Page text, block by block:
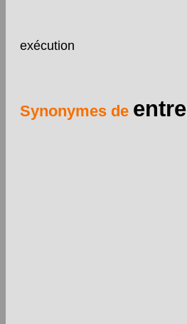
exécution
Synonymes de